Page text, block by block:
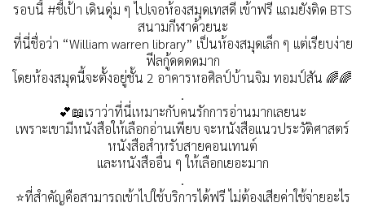
รอบนี้ #ชี้เป้า เดินดุ่ม ๆ ไปเจอห้องสมุดเทสดี เข้าฟรี แถมยังติด BTS
สนามกีฬาด้วยนะ
ที่นี่ชื่อว่า “William warren library” เป็นห้องสมุดเล็ก ๆ แต่เรียบง่าย
ฟีลกู้ดดดดมาก
โดยห้องสมุดนี้จะตั้งอยู่ชั้น 2 อาคารหอศิลป์บ้านจิม ทอมป์สัน 🌈🌈
.
💕📖เราว่าที่นี่เหมาะกับคนรักการอ่านมากเลยนะ
เพราะเขามีหนังสือให้เลือกอ่านเพียบ จะหนังสือแนวประวัติศาสตร์
หนังสือสำหรับสายคอนเทนต์
และหนังสืออื่น ๆ ให้เลือกเยอะมาก
.
⭐️ที่สำคัญคือสามารถเข้าไปใช้บริการได้ฟรี ไม่ต้องเสียค่าใช้จ่ายอะไร